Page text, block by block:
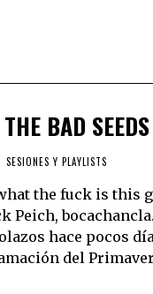
BAD SEEDS
SESIONES Y PLAYLISTS
the fuck is this
Peich,
hace pocos
del